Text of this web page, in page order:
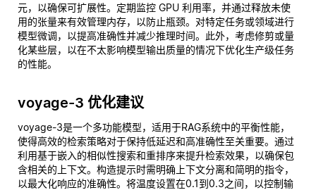
元，以确保可扩展性。定期监控 GPU 利用率，并通过释放未使
用的张量来有效管理内存，以防止瓶颈。对特定任务或领域进行
模型微调，以提高准确性并减少推理时间。此外，考虑修剪或量
化某些层，以在不太影响模型输出质量的情况下优化生产级任务
的性能。
voyage-3 优化建议
voyage-3是一个多功能模型，适用于RAG系统中的平衡性能，
使得高效的检索策略对于保持低延迟和高准确性至关重要。通过
利用基于嵌入的相似性搜索和重排序来提升检索效果，以确保包
含相关的上下文。构造提示时需明确上下文分离和简明的指令，
以最大化响应的准确性。将温度设置在0.1到0.3之间，以控制输